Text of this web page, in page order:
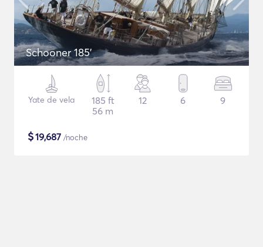
Schooner 185'
Yate de vela
185 ft
56 m
12 6 9
$19,687 /noche